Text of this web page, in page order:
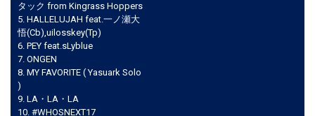
タック from Kingrass Hoppers
5. HALLELUJAH feat.一ノ瀬大
悟(Cb),uilosskey(Tp)
6. PEY feat.sLyblue
7. ONGEN
8. MY FAVORITE ( Yasuark Solo
)
9. LA・LA・LA
10. #WHOSNEXT17